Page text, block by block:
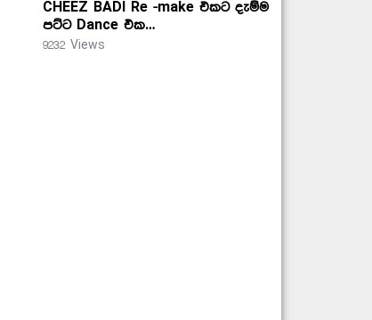
CHEEZ BADI Re -make එකට දැම්ම
පට්ට Dance එක…
9232 Views